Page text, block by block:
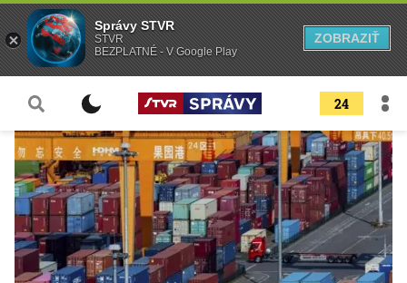
24
Správy STVR
STVR
BEZPLATNÉ - V Google Play
ZOBRAZIŤ